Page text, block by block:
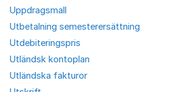
Uppdragsmall
Utbetalning semesterersättning
Utdebiteringspris
Utländsk kontoplan
Utländska fakturor